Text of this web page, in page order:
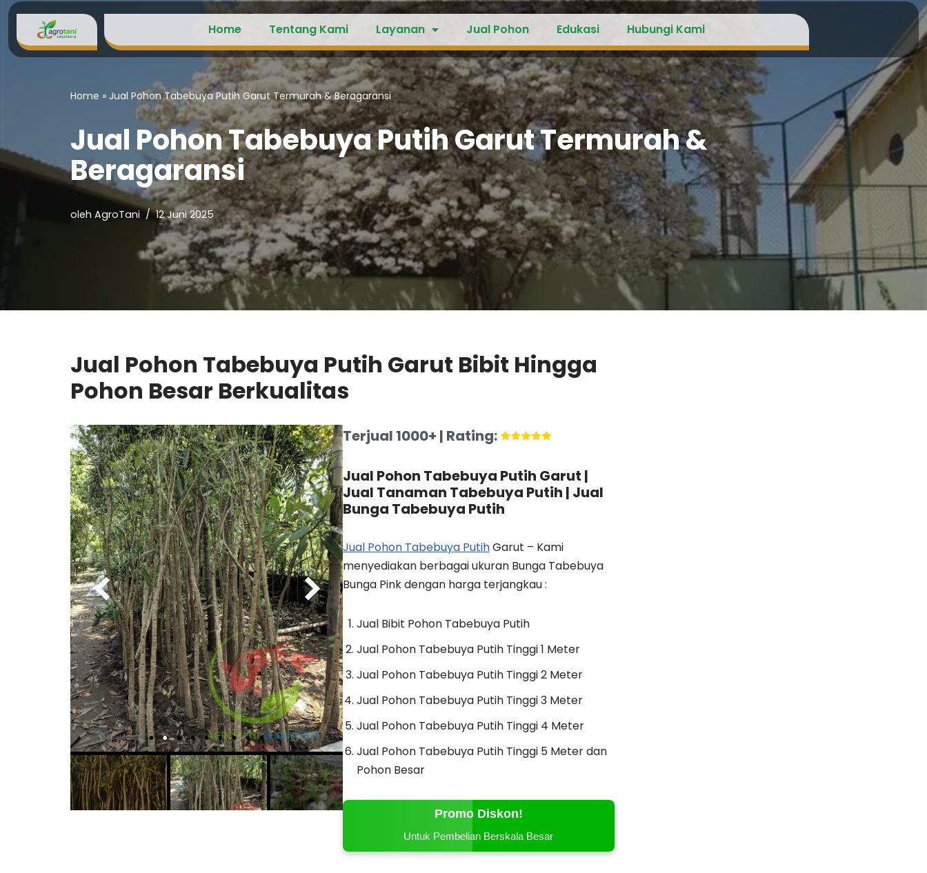
Lompat
ke
Home Tentang Kami Layanan Jual Pohon Edukasi Hubungi Kami
Home » Jual Pohon Tabebuya Putih Garut Termurah & Beragaransi
Jual Pohon Tabebuya Putih Garut Termurah &
Beragaransi
oleh AgroTani 12 Juni 2025
Jual Pohon Tabebuya Putih Garut Bibit Hingga
Pohon Besar Berkualitas
Terjual 1000+ | Rating:
Jual Pohon Tabebuya Putih Garut |
Jual Tanaman Tabebuya Putih | Jual
Bunga Tabebuya Putih
Jual Pohon Tabebuya PutihGarut – Kami
menyediakan berbagai ukuran Bunga Tabebuya
Bunga Pink dengan harga terjangkau :
Jual Bibit Pohon Tabebuya Putih
Jual Pohon Tabebuya Putih Tinggi 1 Meter
Jual Pohon Tabebuya Putih Tinggi 2 Meter
Jual Pohon Tabebuya Putih Tinggi 3 Meter
Jual Pohon Tabebuya Putih Tinggi 4 Meter
Jual Pohon Tabebuya Putih Tinggi 5 Meter dan
Pohon Besar
Promo Diskon!
Untuk Pembelian Berskala Besar